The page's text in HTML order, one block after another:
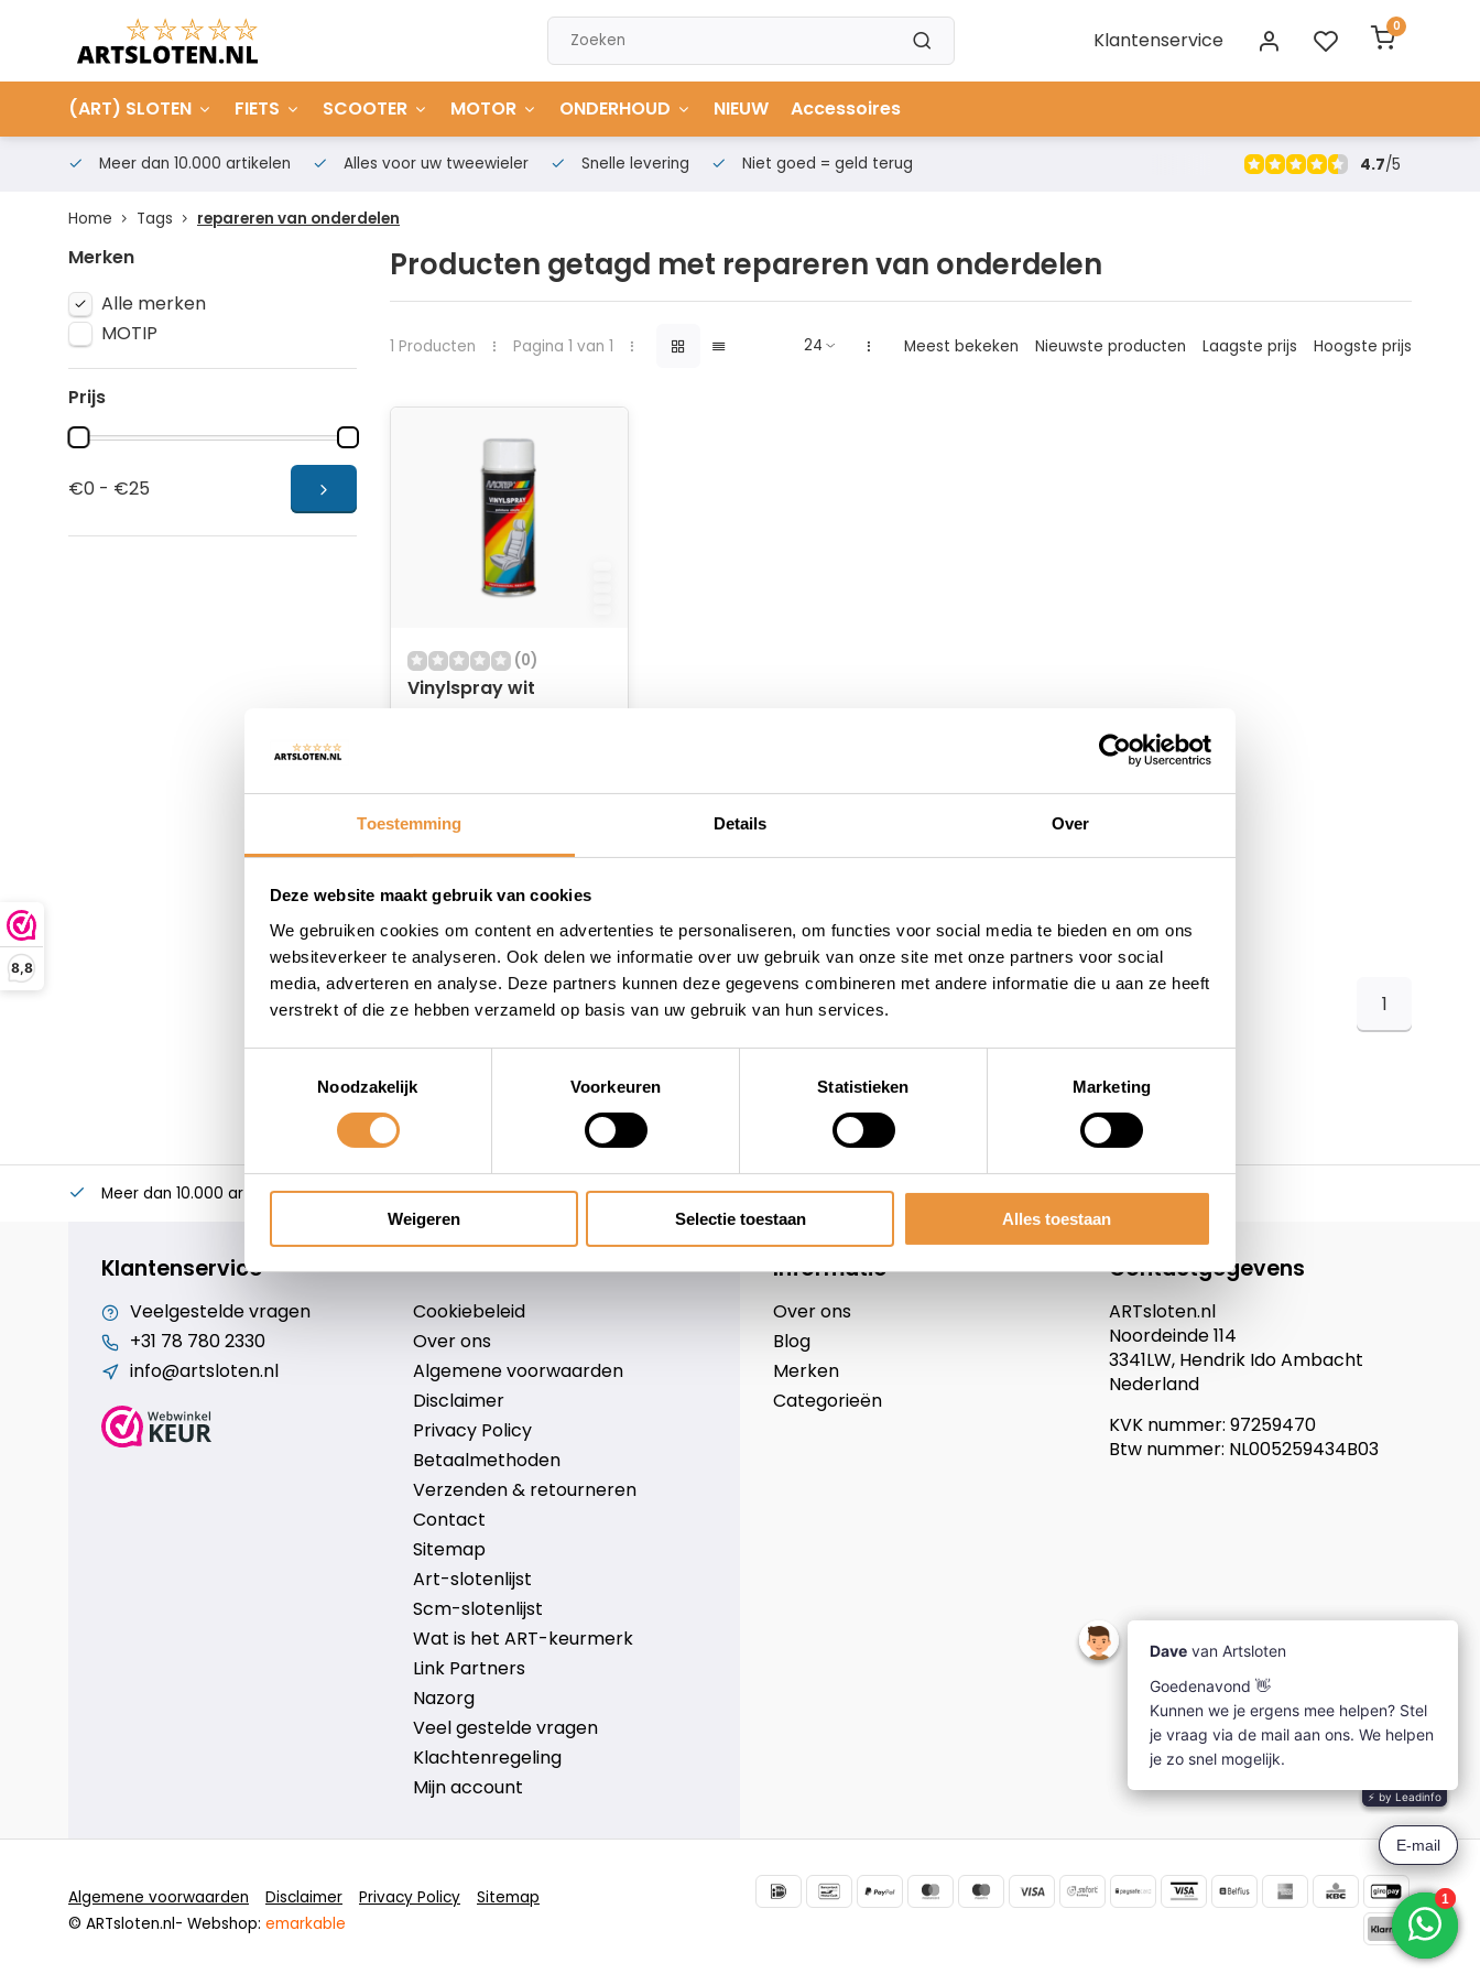
Toestemming Details Over
Deze website maakt gebruik van cookies
We gebruiken cookies om content en advertenties te personaliseren, om functies voor social media te bieden en om ons
websiteverkeer te analyseren. Ook delen we informatie over uw gebruik van onze site met onze partners voor social
media, adverteren en analyse. Deze partners kunnen deze gegevens combineren met andere informatie die u aan ze heeft
verstrekt of die ze hebben verzameld op basis van uw gebruik van hun services.
Noodzakelijk
Voorkeuren Statistieken Marketing
Weigeren Selectie toestaan Alles toestaan
8,8
Klantenservice
0
(ART) SLOTEN FIETS SCOOTER MOTOR ONDERHOUD NIEUW Accessoires
Meer dan 10.000 artikelen Alles voor uw tweewieler Snelle levering Niet goed = geld terug 4.7/5
Home Tags repareren van onderdelen
Merken
Alle merken
MOTIP
Prijs
€0 - €25
Producten getagd met repareren van onderdelen
1 Producten Pagina 1 van 1 Meest bekeken Nieuwste producten Laagste prijs Hoogste prijs
(0)
Vinylspray wit
26,95
1
Meer dan 10.000 artikelen Alles voor uw tweewieler Snelle levering Niet goed = geld terug
Klantenservice
Veelgestelde vragen
+31 78 780 2330
info@artsloten.nl
Cookiebeleid
Over ons
Algemene voorwaarden
Disclaimer
Privacy Policy
Betaalmethoden
Verzenden & retourneren
Contact
Sitemap
Art-slotenlijst
Scm-slotenlijst
Wat is het ART-keurmerk
Link Partners
Nazorg
Veel gestelde vragen
Klachtenregeling
Mijn account
Informatie
Over ons
Blog
Merken
Categorieën
Contactgegevens
ARTsloten.nl
Noordeinde 114
3341LW, Hendrik Ido Ambacht
Nederland
KVK nummer: 97259470
Btw nummer: NL005259434B03
Algemene voorwaarden Disclaimer Privacy Policy
Sitemap
© ARTsloten.nl- Webshop: emarkable